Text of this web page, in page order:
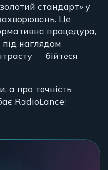
стандарт» у
Це
процедура,
наглядом
— бійтеся
а про точність
RadioLance!